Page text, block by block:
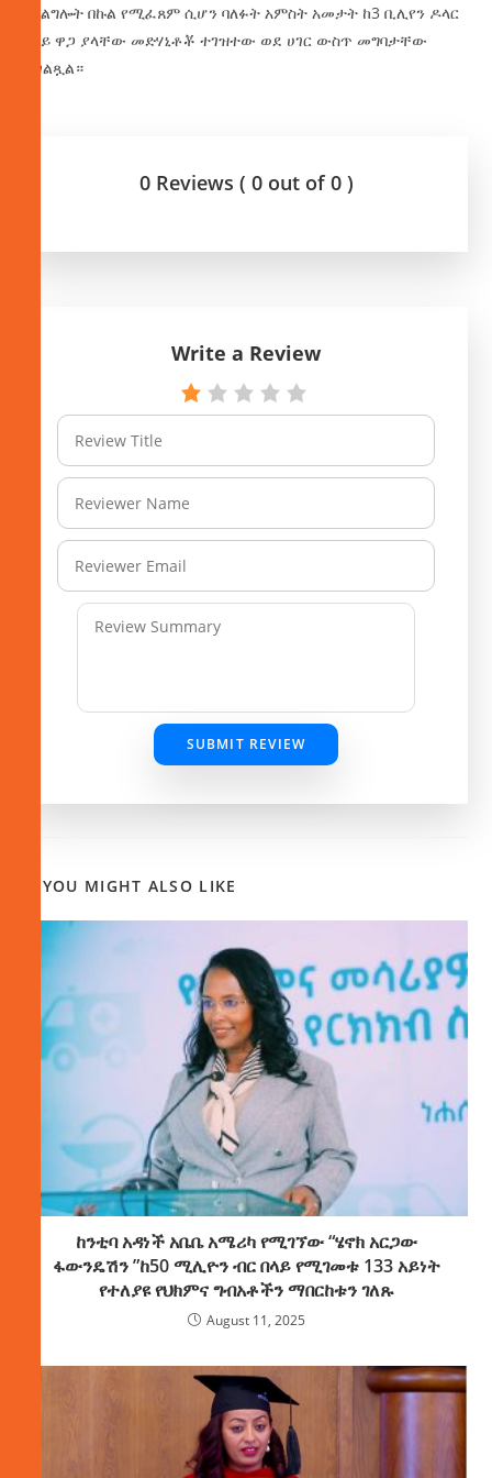
አገልግሎት በኩል የሚፈጸም ሲሆን ባለፉት አምስት አመታት ከ3 ቢሊየን ዶላር
በላይ ዋጋ ያላቸው መድሃኒቶቾ ተገዝተው ወደ ሀገር ውስጥ መግባታቸው
ተገልጿል።
0 Reviews ( 0 out of 0 )
Write a Review
SUBMIT REVIEW
YOU MIGHT ALSO LIKE
ከንቲባ አዳነች አቤቤ አሜሪካ የሚገኘው “ሄኖክ አርጋው
ፋውንዴሽን ”ከ50 ሚሊዮን ብር በላይ የሚገመቱ 133 አይነት
የተለያዩ የህክምና ግብአቶችን ማበርከቱን ገለጹ
August 11, 2025